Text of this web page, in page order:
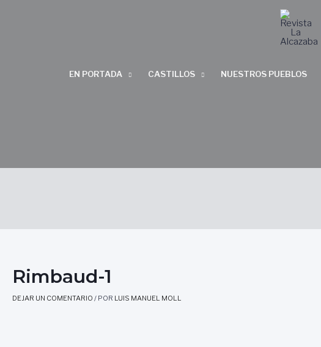
EN PORTADA CASTILLOS NUESTROS PUEBLOS
Rimbaud-1
DEJAR UN COMENTARIO / POR LUIS MANUEL MOLL